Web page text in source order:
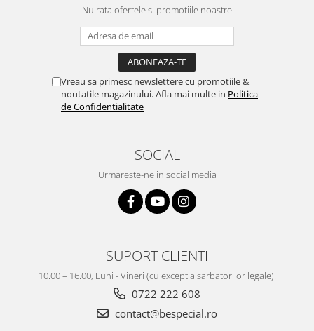
Nu rata ofertele si promotiile noastre
Vreau sa primesc newslettere cu promotiile &
noutatile magazinului. Afla mai multe in Politica
de Confidentialitate
SOCIAL
Urmareste-ne in social media
SUPORT CLIENTI
10.00 – 16.00, Luni - Vineri (cu exceptia sarbatorilor legale).
0722 222 608
contact@bespecial.ro